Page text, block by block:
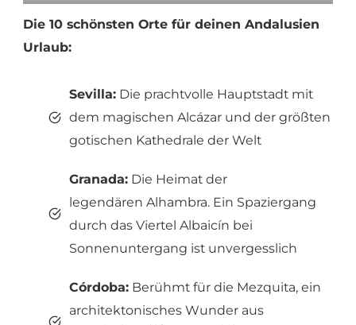
Die 10 schönsten Orte für deinen Andalusien
Urlaub:
Sevilla:Die prachtvolle Hauptstadt mit
dem magischen Alcázar und der größten
gotischen Kathedrale der Welt
Granada:Die Heimat der
legendären Alhambra. Ein Spaziergang
durch das Viertel Albaicín bei
Sonnenuntergang ist unvergesslich
Córdoba:Berühmt für die Mezquita, ein
architektonisches Wunder aus